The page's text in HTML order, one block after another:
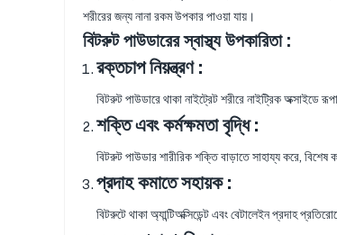
শরীরের জন্য নানা রকম উপকার পাওয়া যায়।
বিটরুট পাউডারের স্বাস্থ্য উপকারিতা :
রক্তচাপ নিয়ন্ত্রণ :
বিটরুট পাউডারে থাকা নাইট্রেট শরীরে নাইট্রিক
শক্তি এবং কর্মক্ষমতা বৃদ্ধি :
বিটরুট পাউডার শারীরিক শক্তি বাড়াতে সাহায্য করে,
প্রদাহ কমাতে সহায়ক :
বিটরুটে থাকা অ্যান্টিঅক্সিডেন্ট এবং বেটালেইন প্রদাহ